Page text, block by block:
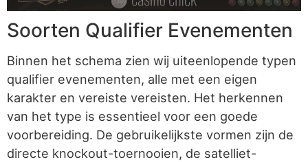
Soorten Qualifier Evenementen
Binnen het schema zien wij uiteenlopende typen
qualifier evenementen, alle met een eigen
karakter en vereiste vereisten. Het herkennen
van het type is essentieel voor een goede
voorbereiding. De gebruikelijkste vormen zijn de
directe knockout-toernooien, de satelliet-